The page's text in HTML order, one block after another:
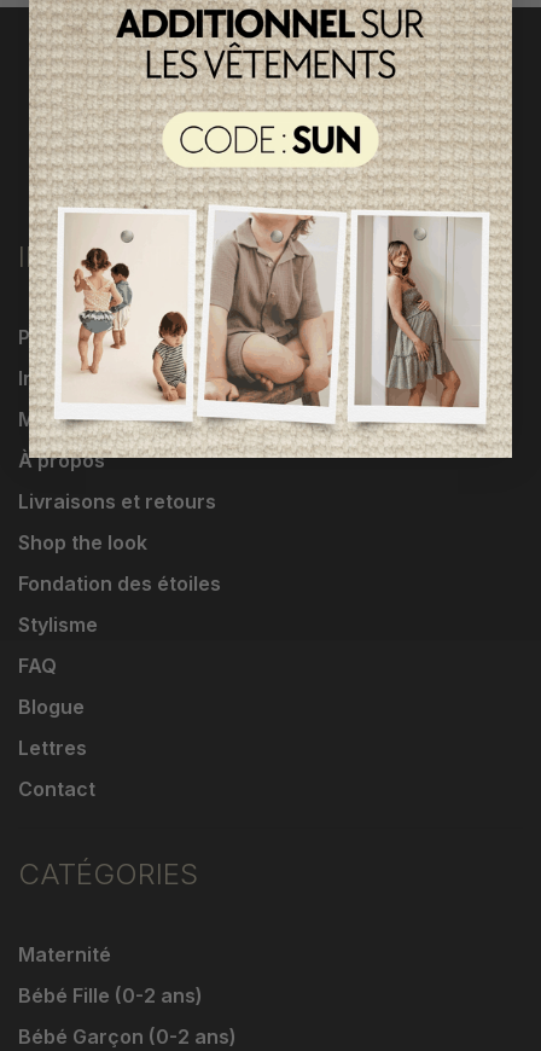
INFORMATIONS
Programme Loyauté
Influenceuses
Marques
À propos
Livraisons et retours
Shop the look
Fondation des étoiles
Stylisme
FAQ
Blogue
Lettres
Contact
CATÉGORIES
Maternité
Bébé Fille (0-2 ans)
Bébé Garçon (0-2 ans)